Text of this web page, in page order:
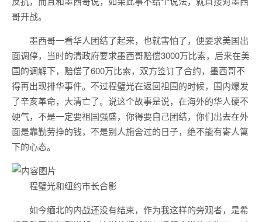
哥开战。
墨西哥一看华人团结了起来，也就害怕了，便要求美国出
面调停，当时的清政府要求墨西哥赔偿3000万比索，后来在美
国的调解下，赔偿了600万比索，双方签订了合约，墨西哥不
得再出现排华事件。不过程璧光在返回祖国的时候，国内爆发
了辛亥革命，大清亡了。说这个故事是说，在海外的华人硬不
硬气，不是一定要祖国强盛，你得要自己团结，你们出去在外
面是靠勤劳挣的钱，不是别人施舍过的日子，绝不能有寄人篱
下的心态。
程璧光和纽约市长合影
如今缅北的内战还没有结束，作为我这样的旁观者，是希